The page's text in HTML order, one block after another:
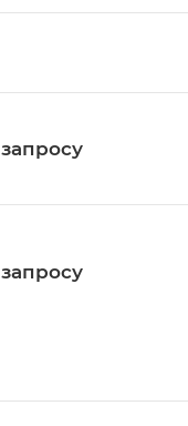
росу
росу